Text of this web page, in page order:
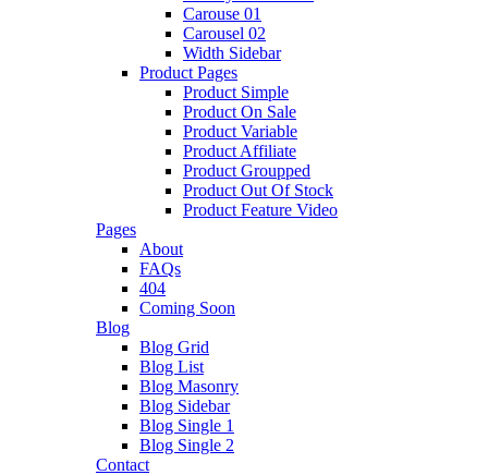
Carouse 01
Carousel 02
Width Sidebar
Product Pages
Product Simple
Product On Sale
Product Variable
Product Affiliate
Product Groupped
Product Out Of Stock
Product Feature Video
Pages
About
FAQs
404
Coming Soon
Blog
Blog Grid
Blog List
Blog Masonry
Blog Sidebar
Blog Single 1
Blog Single 2
Contact